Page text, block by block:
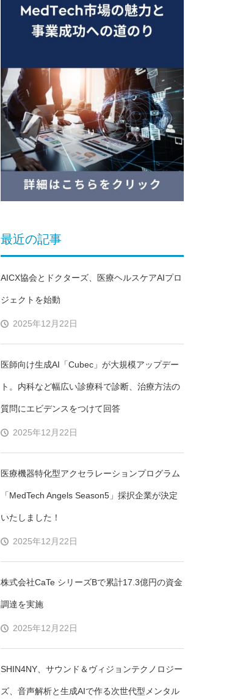
最近の記事
AICX協会とドクターズ、医療ヘルスケアAIプロ
ジェクトを始動
2025年12月22日
医師向け生成AI「Cubec」が大規模アップデー
ト。内科など幅広い診療科で診断、治療方法の
質問にエビデンスをつけて回答
2025年12月22日
医療機器特化型アクセラレーションプログラム
「MedTech Angels Season5」採択企業が決定
いたしました！
2025年12月22日
株式会社CaTe シリーズBで累計17.3億円の資金
調達を実施
2025年12月22日
SHIN4NY、サウンド＆ヴィジョンテクノロジー
ズ、音声解析と生成AIで作る次世代型メンタル